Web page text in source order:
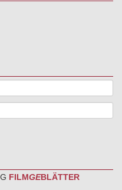
FILMGEBLÄTTER